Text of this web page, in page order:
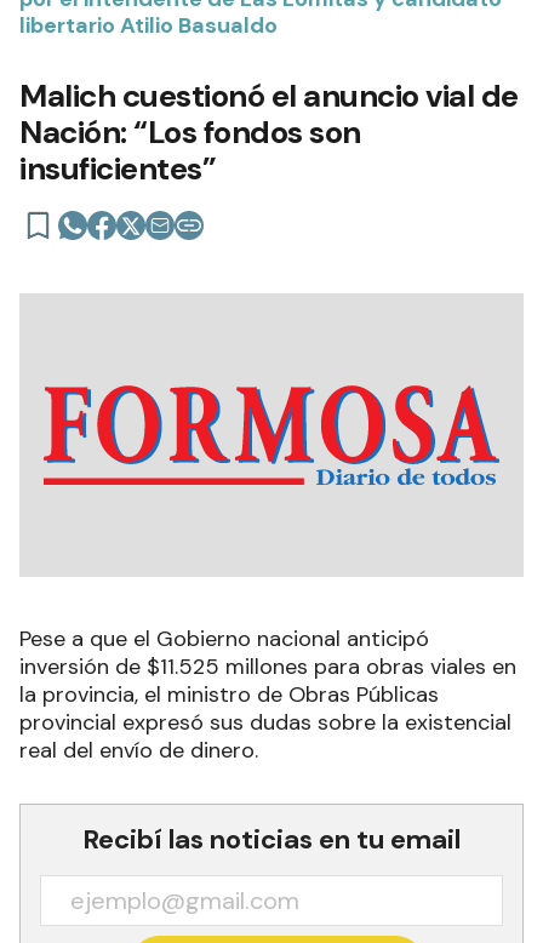
libertario Atilio Basualdo
Malich cuestionó el anuncio vial de
Nación: “Los fondos son
insuficientes”
Pese a que el Gobierno nacional anticipó
inversión de $11.525 millones para obras viales en
la provincia, el ministro de Obras Públicas
provincial expresó sus dudas sobre la existencial
real del envío de dinero.
Recibí las noticias en tu email